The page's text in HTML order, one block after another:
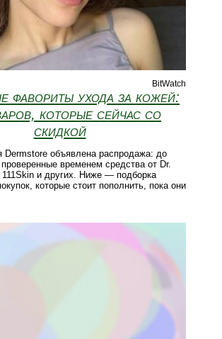
BitWatch
фавориты ухода за кожей:
которые сейчас со
скидкой
Dermstore объявлена распродажа: до
временем средства от Dr.
111Skin и других. Ниже — подборка
которые стоит пополнить, пока они